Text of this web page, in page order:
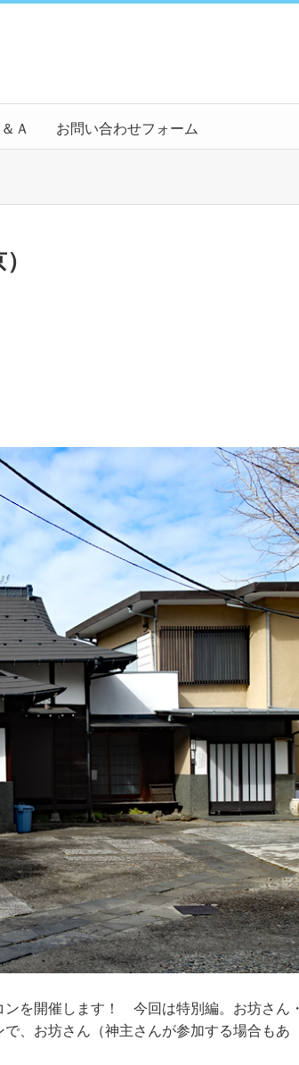
Ａ お問い合わせフォーム
を開催します！ 今回は特別編。お坊さん
で、お坊さん（神主さんが参加する場合もあ